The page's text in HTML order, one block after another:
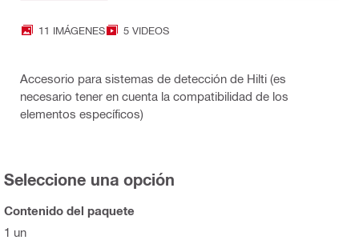
11 IMÁGENES 5 VIDEOS
Accesorio para sistemas de detección de Hilti (es
necesario tener en cuenta la compatibilidad de los
elementos específicos)
Seleccione una opción
Contenido del paquete
1 un